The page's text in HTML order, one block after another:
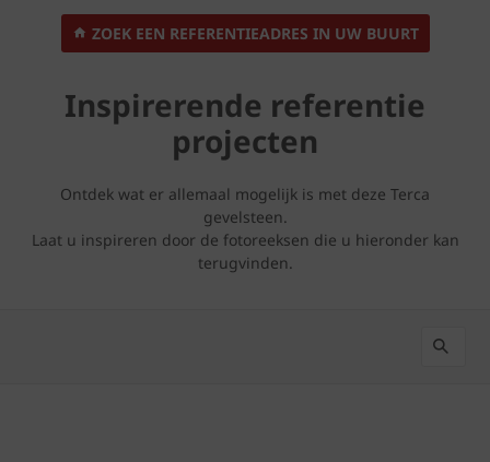
ZOEK EEN REFERENTIEADRES IN UW BUURT
Inspirerende referentie
projecten
Ontdek wat er allemaal mogelijk is met deze Terca
gevelsteen.
Laat u inspireren door de fotoreeksen die u hieronder kan
terugvinden.